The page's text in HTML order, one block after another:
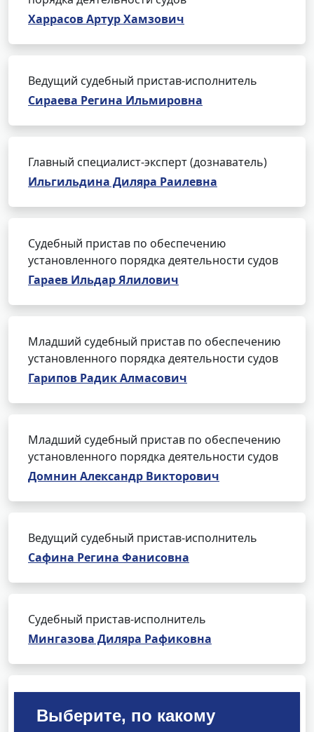
Харрасов Артур Хамзович
Ведущий судебный пристав-исполнитель
Сираева Регина Ильмировна
Главный специалист-эксперт (дознаватель)
Ильгильдина Диляра Раилевна
Судебный пристав по обеспечению
установленного порядка деятельности судов
Гараев Ильдар Ялилович
Младший судебный пристав по обеспечению
установленного порядка деятельности судов
Гарипов Радик Алмасович
Младший судебный пристав по обеспечению
установленного порядка деятельности судов
Домнин Александр Викторович
Ведущий судебный пристав-исполнитель
Сафина Регина Фанисовна
Судебный пристав-исполнитель
Мингазова Диляра Рафиковна